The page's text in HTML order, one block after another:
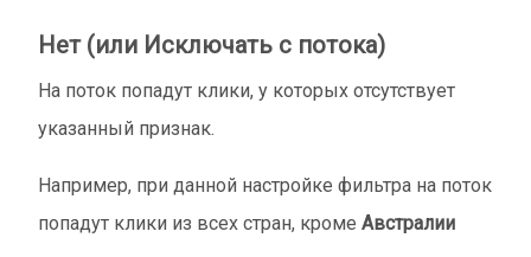
Нет (или Исключать с потока)
На поток попадут клики, у которых отсутствует
указанный признак.
Например, при данной настройке фильтра на поток
попадут клики из всех стран, кроме Австралии